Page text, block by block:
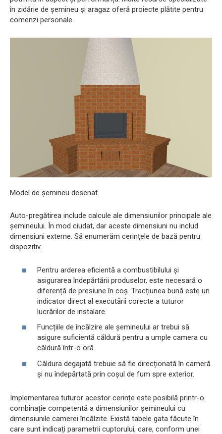
în zidărie de șemineu și aragaz oferă proiecte plătite pentru
comenzi personale.
Model de șemineu desenat
Auto-pregătirea include calcule ale dimensiunilor principale ale
șemineului. În mod ciudat, dar aceste dimensiuni nu includ
dimensiuni externe. Să enumerăm cerințele de bază pentru
dispozitiv.
Pentru arderea eficientă a combustibilului și
asigurarea îndepărtării produselor, este necesară o
diferență de presiune în coș. Tracțiunea bună este un
indicator direct al executării corecte a tuturor
lucrărilor de instalare.
Funcțiile de încălzire ale șemineului ar trebui să
asigure suficientă căldură pentru a umple camera cu
căldură într-o oră.
Căldura degajată trebuie să fie direcționată în cameră
și nu îndepărtată prin coșul de fum spre exterior.
Implementarea tuturor acestor cerințe este posibilă printr-o
combinație competentă a dimensiunilor șemineului cu
dimensiunile camerei încălzite. Există tabele gata făcute în
care sunt indicați parametrii cuptorului, care, conform unei